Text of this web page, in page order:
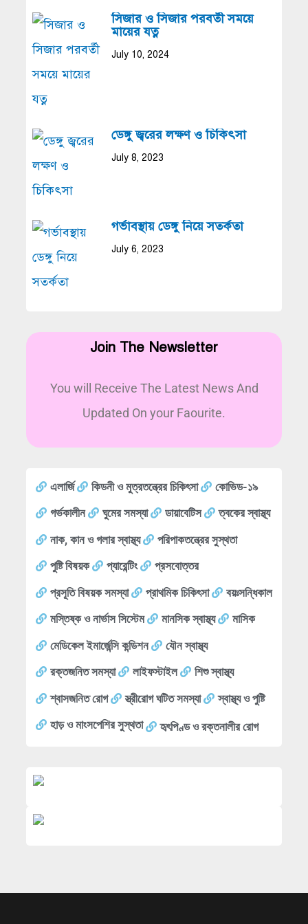
সিজার ও সিজার পরবর্তী সময়ে
মায়ের যত্ন
July 10, 2024
ডেঙ্গু জ্বরের লক্ষণ ও চিকিৎসা
July 8, 2023
গর্ভাবস্থায় ডেঙ্গু নিয়ে সতর্কতা
July 6, 2023
Join The Newsletter
You will Receive The Latest News And
Updated On your Faourite.
এলার্জি কিডনী ও মুত্রতন্ত্রের চিকিৎসা
কোভিড-১৯
গর্ভকালীন
ঘুমের সমস্যা ডায়াবেটিস
ত্বকের স্বাস্থ্য
নাক, কান ও গলার স্বাস্থ্য
পরিপাকতন্ত্রের সুস্থতা
পুষ্টি বিষয়ক
প্যারেন্টিং
প্রসবোত্তর
প্রসূতি বিষয়ক সমস্যা
প্রাথমিক চিকিৎসা
বয়ঃসন্ধিকাল
মস্তিষ্ক ও নার্ভাস সিস্টেম
মানসিক স্বাস্থ্য
মাসিক
মেডিকেল ইমার্জেন্সি কন্ডিশন
যৌন স্বাস্থ্য
রক্তজনিত সমস্যা
লাইফস্টাইল
শিশু স্বাস্থ্য
শ্বাসজনিত রোগ
স্ত্রীরোগ ঘটিত সমস্যা
স্বাস্থ্য ও পুষ্টি
হাড় ও মাংসপেশির সুস্থতা
হৃৎপিণ্ড ও রক্তনালীর রোগ